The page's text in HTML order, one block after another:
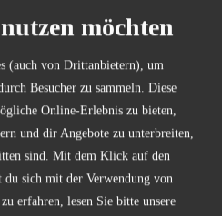
aufs Handy und finde
in deiner Nähe.
möchten
(auch von Drittanbietern), um
Besucher zu sammeln. Diese
Online-Erlebnis zu bieten,
und dir Angebote zu unterbreiten,
sind. Mit dem Klick auf den
sich mit der Verwendung von
erfahren, lesen Sie bitte unsere